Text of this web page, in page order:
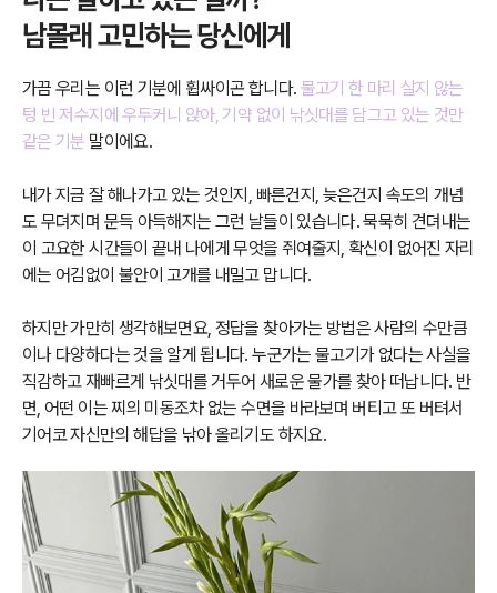
남몰래 고민하는 당신에게
가끔 우리는 이런 기분에 휩싸이곤 합니다. 물고기 한 마리 살지 않는
텅 빈 저수지에 우두커니 앉아, 기약 없이 낚싯대를 담그고 있는 것만
같은 기분 말이에요.
내가 지금 잘 해나가고 있는 것인지, 빠른건지, 늦은건지 속도의 개념
도 무뎌지며 문득 아득해지는 그런 날들이 있습니다. 묵묵히 견뎌내는
이 고요한 시간들이 끝내 나에게 무엇을 쥐여줄지, 확신이 없어진 자리
에는 어김없이 불안이 고개를 내밀고 맙니다.
하지만 가만히 생각해보면요, 정답을 찾아가는 방법은 사람의 수만큼
이나 다양하다는 것을 알게 됩니다. 누군가는 물고기가 없다는 사실을
직감하고 재빠르게 낚싯대를 거두어 새로운 물가를 찾아 떠납니다. 반
면, 어떤 이는 찌의 미동조차 없는 수면을 바라보며 버티고 또 버텨서
기어코 자신만의 해답을 낚아 올리기도 하지요.